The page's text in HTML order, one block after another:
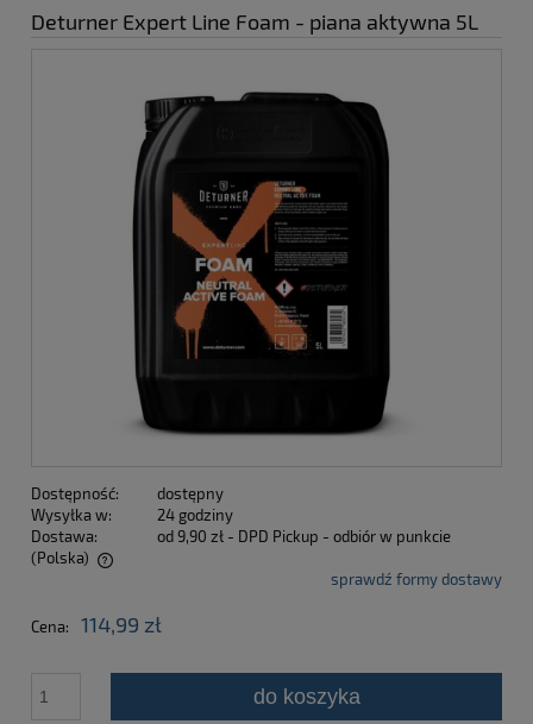
Deturner Expert Line Foam - piana aktywna 5L
Dostępność:
dostępny
Wysyłka w:
24 godziny
Dostawa:
od 9,90 zł - DPD Pickup - odbiór w punkcie
(Polska)
Cena nie zawiera ewentualnych kosztów płatnościsprawdź formy dostawy
Cena: 114,99 zł
do koszyka